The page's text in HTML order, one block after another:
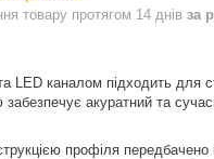
товару протягом 14 днів за
LED каналом підходить для
забезпечує акуратний та
профіля передбачено